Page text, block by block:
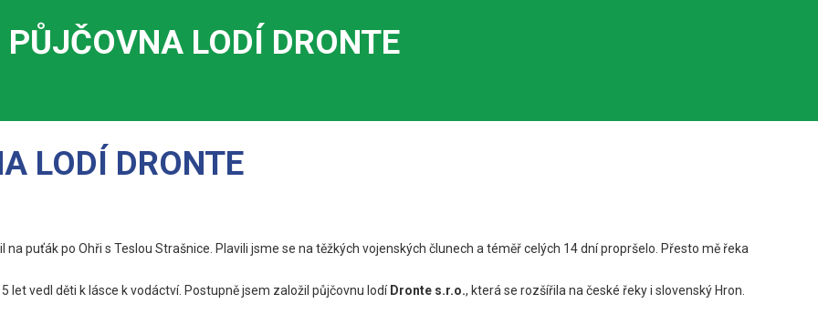
PŮJČOVNA LODÍ DRONTE
LODÍ DRONTE
puťák po Ohři s Teslou Strašnice. Plavili jsme se na těžkých vojenských člunech a téměř celých 14 dní propršelo. Přesto mě řeka
let vedl děti k lásce k vodáctví. Postupně jsem založil půjčovnu lodí Dronte s.r.o., která se rozšířila na české řeky i slovenský Hron.